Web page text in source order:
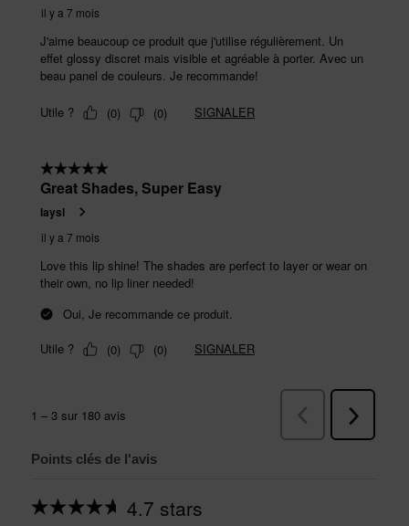
Points clés de l'avis
4.7 stars
Average